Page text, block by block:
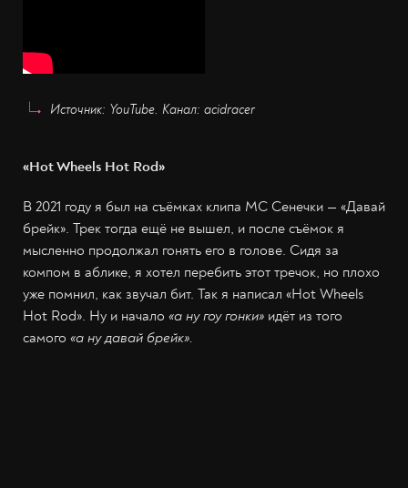
Источник: YouTube. Канал: acidracer
«HotWheels Hot Rod»
В 2021 году я был на съёмках клипа МС Сенечки — «Давай
брейк». Трек тогда ещё не вышел, и после съёмок я
мысленно продолжал гонять его в голове. Сидя за
компом в аблике, я хотел перебить этот тречок, но плохо
уже помнил, как звучал бит. Так я написал «Hot Wheels
Hot Rod». Ну и начало «а ну гоу гонки» идёт из того
самого «а ну давай брейк».